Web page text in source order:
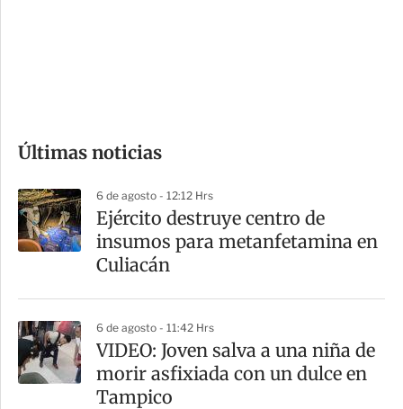
m
a
r
t
Últimas noticias
6 de agosto - 12:12 Hrs
​Ejército destruye centro de
insumos para metanfetamina en
Culiacán
6 de agosto - 11:42 Hrs
VIDEO: Joven salva a una niña de
morir asfixiada con un dulce en
Tampico